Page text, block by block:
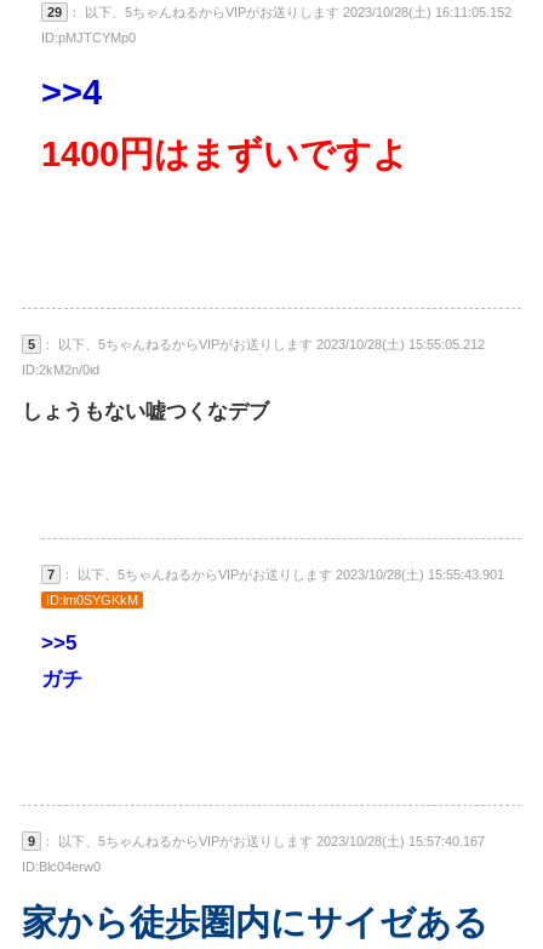
29
： 以下、5ちゃんねるからVIPがお送りします 2023/10/28(土) 16:11:05.152
ID:pMJTCYMp0
>>4
1400円はまずいですよ
5
： 以下、5ちゃんねるからVIPがお送りします 2023/10/28(土) 15:55:05.212
ID:2kM2n/0id
しょうもない嘘つくなデブ
7
： 以下、5ちゃんねるからVIPがお送りします 2023/10/28(土) 15:55:43.901
ID:lm0SYGKkM
>>5
ガチ
9
： 以下、5ちゃんねるからVIPがお送りします 2023/10/28(土) 15:57:40.167
ID:Blc04erw0
家から徒歩圏内にサイゼある